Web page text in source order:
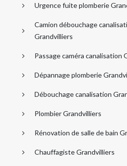
Urgence fuite plomberie
Camion débouchage
Grandvilliers
Passage caméra canalisation
Dépannage plomberie
Débouchage canalisation
Plombier Grandvilliers
Rénovation de salle de bain
Chauffagiste Grandvilliers